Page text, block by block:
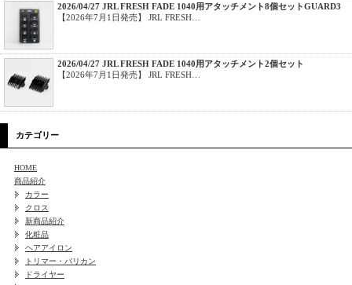
2026/04/27 JRL FRESH FADE 1040用アタッチメント8個セットGUARD3
【2026年7月1日発売】 JRL FRESH…
2026/04/27 JRL FRESH FADE 1040用アタッチメント2個セット
【2026年7月1日発売】 JRL FRESH…
カテゴリー
HOME
商品紹介
カラー
クロス
新商品紹介
化粧品
ヘアアイロン
トリマー・バリカン
ドライヤー